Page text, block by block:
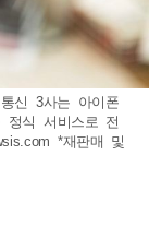
신 3사는 아이폰
정식 서비스로 전
*재판매 및